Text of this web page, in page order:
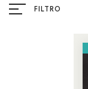
FILTRO